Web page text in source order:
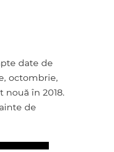
date de
octombrie,
în 2018.
de